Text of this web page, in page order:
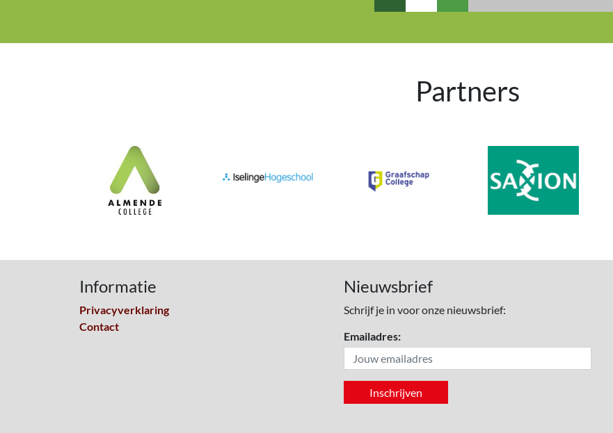
Partners
Informatie
Privacyverklaring
Contact
Nieuwsbrief
Schrijf je in voor onze nieuwsbrief:
Emailadres: